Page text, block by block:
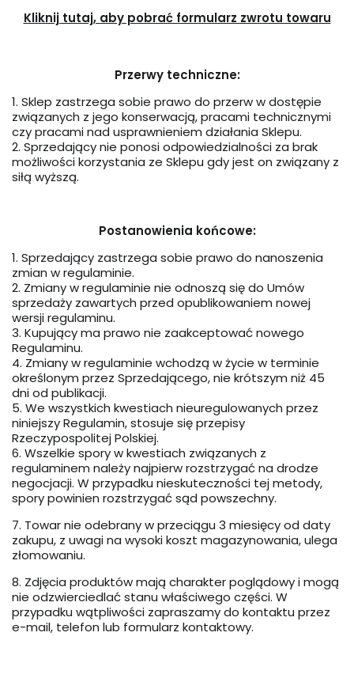
Kliknij tutaj, aby pobrać formularz zwrotu towaru
Przerwy techniczne:
1. Sklep zastrzega sobie prawo do przerw w dostępie
związanych z jego konserwacją, pracami technicznymi
czy pracami nad usprawnieniem działania Sklepu.
2. Sprzedający nie ponosi odpowiedzialności za brak
możliwości korzystania ze Sklepu gdy jest on związany z
siłą wyższą.
Postanowienia końcowe:
1. Sprzedający zastrzega sobie prawo do nanoszenia
zmian w regulaminie.
2. Zmiany w regulaminie nie odnoszą się do Umów
sprzedaży zawartych przed opublikowaniem nowej
wersji regulaminu.
3. Kupujący ma prawo nie zaakceptować nowego
Regulaminu.
4. Zmiany w regulaminie wchodzą w życie w terminie
określonym przez Sprzedającego, nie krótszym niż 45
dni od publikacji.
5. We wszystkich kwestiach nieuregulowanych przez
niniejszy Regulamin, stosuje się przepisy
Rzeczypospolitej Polskiej.
6. Wszelkie spory w kwestiach związanych z
regulaminem należy najpierw rozstrzygać na drodze
negocjacji. W przypadku nieskuteczności tej metody,
spory powinien rozstrzygać sąd powszechny.
7. Towar nie odebrany w przeciągu 3 miesięcy od daty
zakupu, z uwagi na wysoki koszt magazynowania, ulega
złomowaniu.
8. Zdjęcia produktów mają charakter poglądowy i mogą
nie odzwierciedlać stanu właściwego części. W
przypadku wątpliwości zapraszamy do kontaktu przez
e-mail, telefon lub formularz kontaktowy.